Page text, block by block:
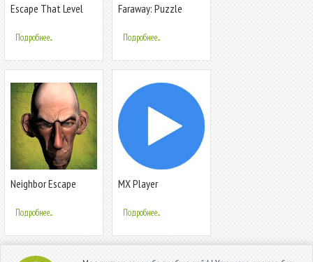
Escape That Level
Подробнее...
Faraway: Puzzle
Подробнее...
Neighbor Escape
Подробнее...
MX Player
Подробнее...